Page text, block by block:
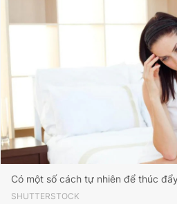
Liên
Đặt báo Quảng cáo RSS
Tổng biên tập: Nguyễn Ngọc Toàn
Phó tổng biên tập thường trực: Hải
Phó tổng biên tập: Lâm Hiếu Dũng
Phó tổng biên tập: Trần Việt Hưng
Có một số cách tự nhiên để thúc
SHUTTERSTOCK